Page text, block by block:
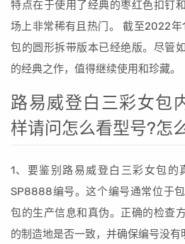
特点在于使用了经典的枣红色扣钉
场上非常稀有且热门。 截至2022
包的圆形拆带版本已经绝版。尽管
的经典之作，值得继续使用和珍藏。
路易威登白三彩女包
样请问怎么看型号?怎
1、要鉴别路易威登白三彩女包的
SP8888编号。这个编号通常位于
包的生产信息和真伪。正确的检查
的制造地是否一致，并确保编号没有